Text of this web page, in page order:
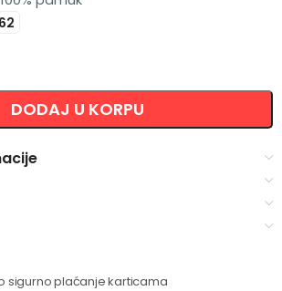
DODAJ U KORPU
sigurno plaćanje karticama